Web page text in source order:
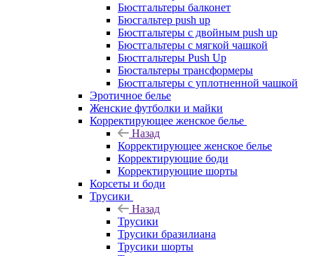
Бюстгальтеры балконет
Бюсгальтер push up
Бюстгальтеры с двойным push up
Бюстгальтеры с мягкой чашкой
Бюстгальтеры Push Up
Бюстальтеры трансформеры
Бюстгальтеры с уплотненной чашкой
Эротичное белье
Женские футболки и майки
Корректирующее женское белье
Назад
Корректирующее женское белье
Корректирующие боди
Корректирующие шорты
Корсеты и боди
Трусики
Назад
Трусики
Трусики бразилиана
Трусики шорты